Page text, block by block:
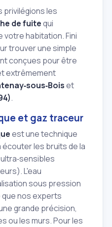
privilégions les
de fuitequi
habitation. Fini
trouver une simple
conçues pour être
extrêmement
et
.
et gaz traceur
est une technique
les bruits de la
L'eau
sous pression
nos experts
grande précision,
ou les murs. Pour les